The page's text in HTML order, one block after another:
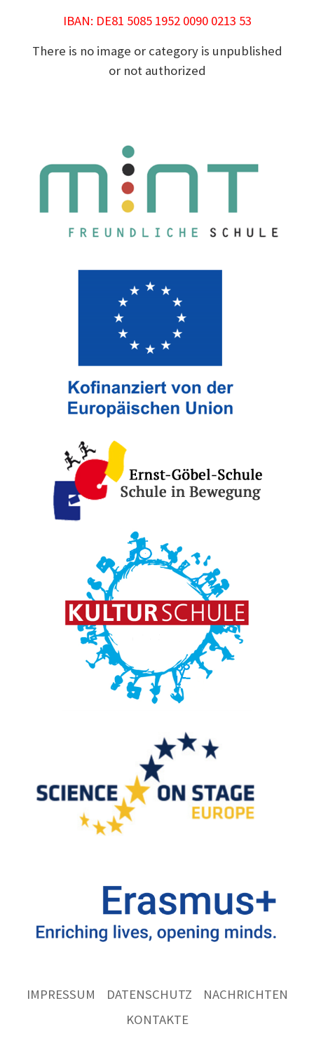
IBAN: DE81 5085 1952 0090 0213 53
There is no image or category is unpublished
or not authorized
IMPRESSUM DATENSCHUTZ
NACHRICHTEN
KONTAKTE